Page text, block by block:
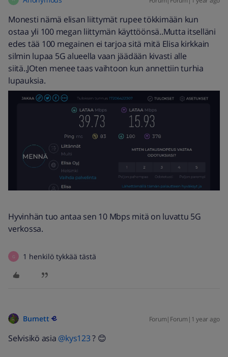
Monesti nämä elisan liittymät rupee tökkimään kun
ostaa yli 100 megan liittymän käyttöönsä..Mutta itselläni
edes tää 100 megainen ei tarjoa sitä mitä Elisa kirkkain
silmin lupaa 5G alueella vaan jäädään kivasti alle
siitä..JOten menee taas vaihtoon kun annettiin turhia
lupauksia.
Hyvinhän tuo antaa sen 10 Mbps mitä on luvattu 5G
verkossa.
G 1 henkilö tykkää tästä
Burnett Forum|Forum|1 year ago
Selvisikö asia ​ @kys123? 😊